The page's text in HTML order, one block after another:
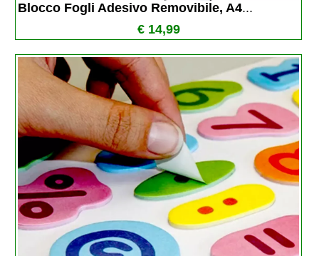
Blocco Fogli Adesivo Removibile, A4...
€ 14,99